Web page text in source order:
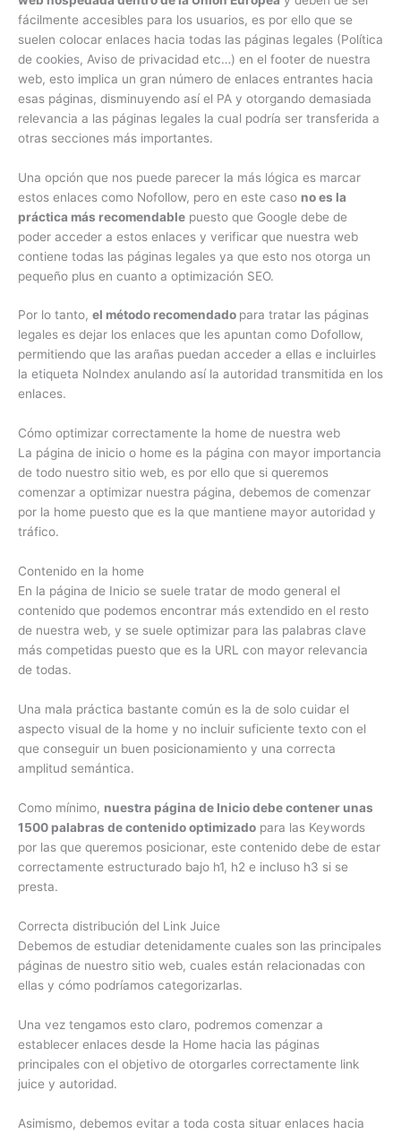
fácilmente accesibles para los usuarios, es por ello que se
suelen colocar enlaces hacia todas las páginas legales (Política
de cookies, Aviso de privacidad etc…) en el footer de nuestra
web, esto implica un gran número de enlaces entrantes hacia
esas páginas, disminuyendo así el PA y otorgando demasiada
relevancia a las páginas legales la cual podría ser transferida a
otras secciones más importantes.
Una opción que nos puede parecer la más lógica es marcar
estos enlaces como Nofollow, pero en este caso no es la
práctica más recomendable puesto que Google debe de
poder acceder a estos enlaces y verificar que nuestra web
contiene todas las páginas legales ya que esto nos otorga un
pequeño plus en cuanto a optimización SEO.
Por lo tanto, el método recomendado para tratar las páginas
legales es dejar los enlaces que les apuntan como Dofollow,
permitiendo que las arañas puedan acceder a ellas e incluirles
la etiqueta NoIndex anulando así la autoridad transmitida en los
enlaces.
Cómo optimizar correctamente la home de nuestra web
La página de inicio o home es la página con mayor importancia
de todo nuestro sitio web, es por ello que si queremos
comenzar a optimizar nuestra página, debemos de comenzar
por la home puesto que es la que mantiene mayor autoridad y
tráfico.
Contenido en la home
En la página de Inicio se suele tratar de modo general el
contenido que podemos encontrar más extendido en el resto
de nuestra web, y se suele optimizar para las palabras clave
más competidas puesto que es la URL con mayor relevancia
de todas.
Una mala práctica bastante común es la de solo cuidar el
aspecto visual de la home y no incluir suficiente texto con el
que conseguir un buen posicionamiento y una correcta
amplitud semántica.
Como mínimo, nuestra página de Inicio debe contener unas
1500 palabras de contenido optimizado para las Keywords
por las que queremos posicionar, este contenido debe de estar
correctamente estructurado bajo h1, h2 e incluso h3 si se
presta.
Correcta distribución del Link Juice
Debemos de estudiar detenidamente cuales son las principales
páginas de nuestro sitio web, cuales están relacionadas con
ellas y cómo podríamos categorizarlas.
Una vez tengamos esto claro, podremos comenzar a
establecer enlaces desde la Home hacia las páginas
principales con el objetivo de otorgarles correctamente link
juice y autoridad.
Asimismo, debemos evitar a toda costa situar enlaces hacia